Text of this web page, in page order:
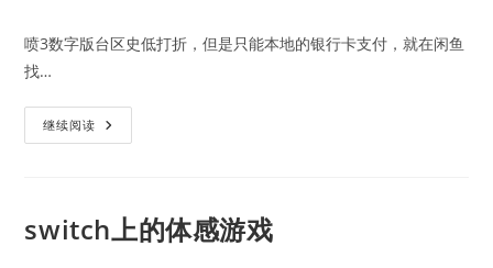
喷3数字版台区史低打折，但是只能本地的银行卡支付，就在闲鱼
找…
继续阅读 斯
普
switch上的体感游戏